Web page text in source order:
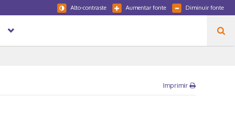
Diminuir fonte
Aumentar fonte
Alto-contraste
Imprimir